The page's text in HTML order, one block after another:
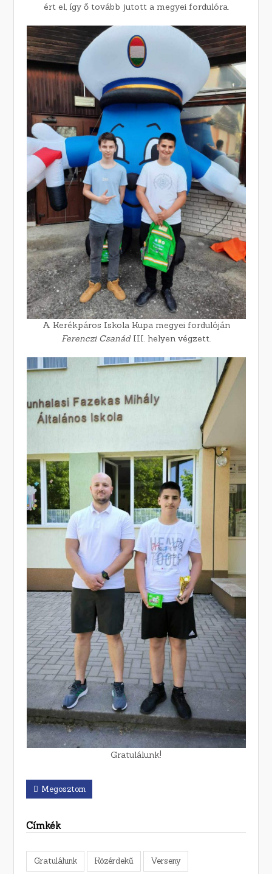
ért el, így ő tovább jutott a megyei fordulóra.
A Kerékpáros Iskola Kupa megyei fordulóján
Ferenczi CsanádIII. helyen végzett.
Gratulálunk!
Megosztom
Címkék
Gratulálunk Közérdekű Verseny